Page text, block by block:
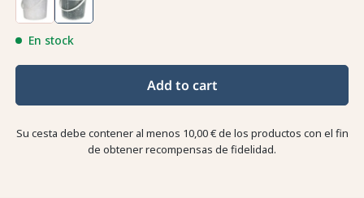
En stock
Add to cart
Su cesta debe contener al menos 10,00 € de los productos con el fin
de obtener recompensas de fidelidad.